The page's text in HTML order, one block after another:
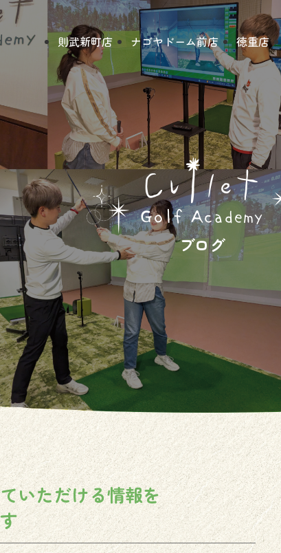
則武新町店 ナゴヤドーム前店 徳重店
ブログ
いただける情報を